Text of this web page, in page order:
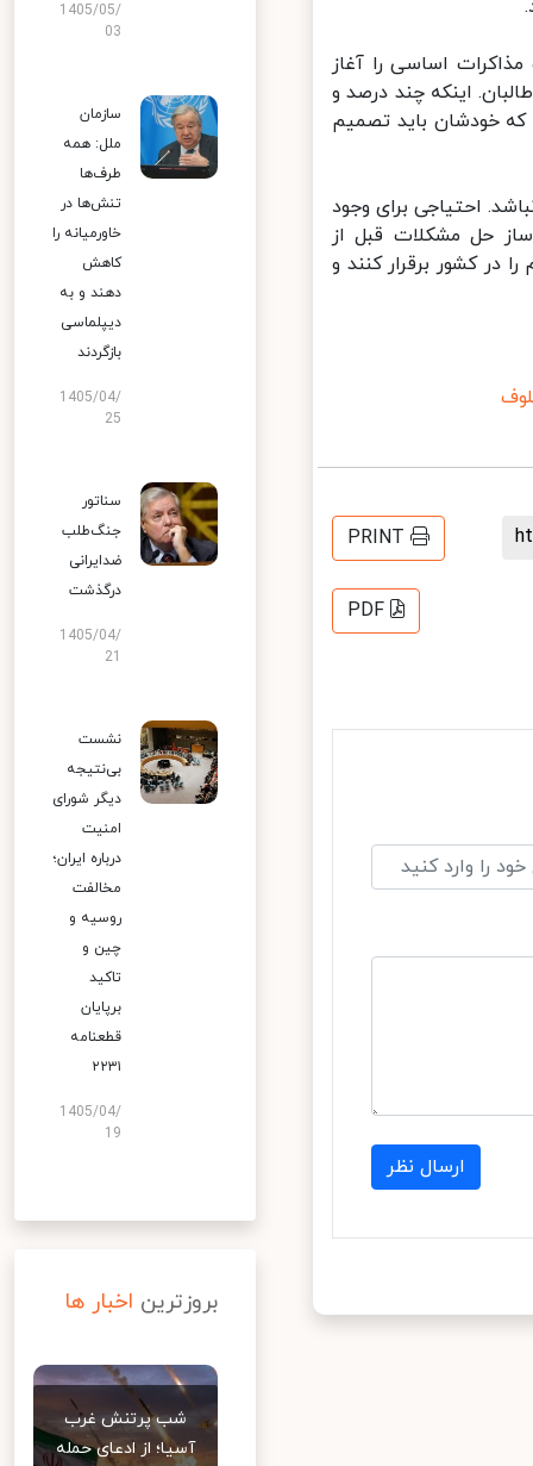
اساسی را آغاز
اینکه چند درصد و
خودشان باید تصمیم
احتیاجی برای وجود
حل مشکلات قبل از
کشور برقرار کنند و
PRINT
PDF
ارسال نظر
1405/05/
03
سازمان
ملل: همه
طرف‌ها
تنش‌ها در
خاورمیانه را
کاهش
دهند و به
دیپلماسی
بازگردند
1405/04/
25
سناتور
جنگ‌طلب
ضدایرانی
درگذشت
1405/04/
نشست
بی‌نتیجه
دیگر شورای
امنیت
درباره ایران؛
مخالفت
روسیه و
چین و
تاکید
برپایان
قطعنامه
۲۲۳۱
1405/04/
19
بروزترین اخبار ها
شب پرتنش غرب
آسیا؛ از ادعای حمله